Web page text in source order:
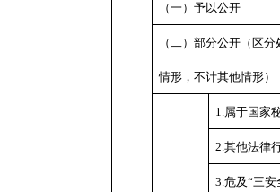
（一）予以公开
（二）部分公开（区
情形，不计其他情形）
1.属于国家
2.其他法律
3.危及“三安